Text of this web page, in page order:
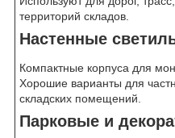
территорий складов.
Настенные
Компактные корпуса для
Хорошие варианты для
складских помещений.
Парковые и